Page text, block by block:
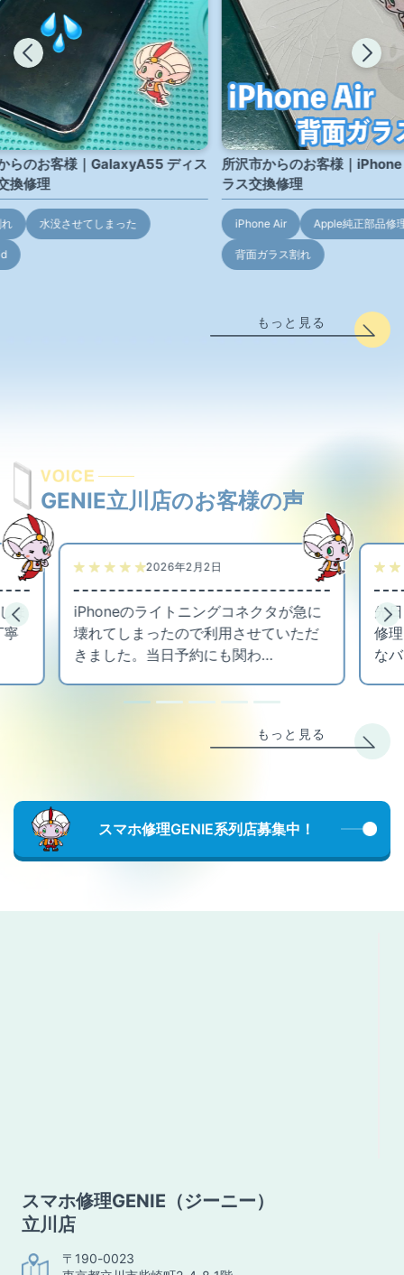
らのお客様｜GalaxyA55 ディス
換修理
水没させてしまった
所沢市からのお客様｜
ラス交換修理
iPhone Air Apple純正部品修
背面ガラス割れ
もっと見る
GENIE立川店のお客様の声
ま
寧
2026年2月2日
iPhoneのライトニングコネクタが急に
壊れてしまったので利用させていただ
きました。当日予約にも関わ…
先
修
な
もっと見る
スマホ修理GENIE系列店募集中！
スマホ修理GENIE（ジーニー）
立川店
〒190-0023